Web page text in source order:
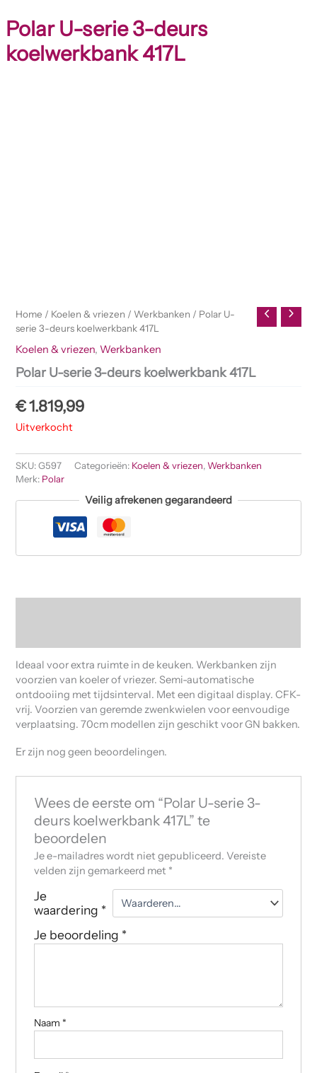
Polar U-serie 3-deurs
koelwerkbank 417L
Home / Koelen & vriezen / Werkbanken / Polar U-
serie 3-deurs koelwerkbank 417L
Koelen & vriezen, Werkbanken
Polar U-serie 3-deurs koelwerkbank 417L
€1.819,99
Uitverkocht
SKU:G597 Categorieën: Koelen & vriezen,Werkbanken
Merk: Polar
Veilig afrekenen gegarandeerd
Ideaal voor extra ruimte in de keuken. Werkbanken zijn
voorzien van koeler of vriezer. Semi-automatische
ontdooiing met tijdsinterval. Met een digitaal display. CFK-
vrij. Voorzien van geremde zwenkwielen voor eenvoudige
verplaatsing. 70cm modellen zijn geschikt voor GN bakken.
Er zijn nog geen beoordelingen.
Wees de eerste om “Polar U-serie 3-
deurs koelwerkbank 417L” te
beoordelen
Je e-mailadres wordt niet gepubliceerd. Vereiste
velden zijn gemarkeerd met *
Je
waardering *
Je beoordeling *
Naam *